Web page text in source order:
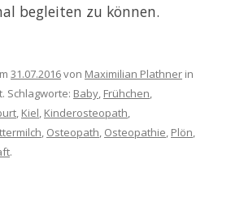
begleiten zu können.
31.07.2016von Maximilian Plathner in
Schlagworte: Baby Frühchen
Kiel Kinderosteopath
Osteopath Osteopathie Plön
.